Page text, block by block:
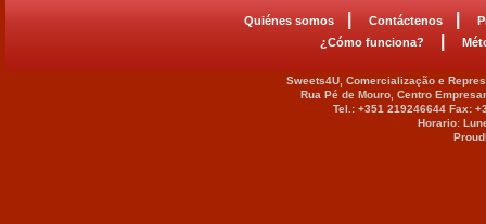
Quiénes somos Contáctenos
¿Cómo funciona?
Sweets4U, Comercialização e
Rua Pé de Mouro, Centro
Tel.: +351 219246644 Fax:
Horario: